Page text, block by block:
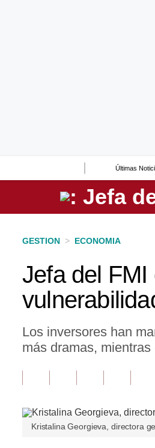
Últimas
GESTION > ECONOMIA
Jefa del
Los inversores han
más dramas,
Kristalina Georgieva, directora